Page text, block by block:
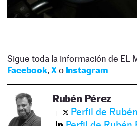
Sigue toda la información de EL
Facebook, Xo Instagram
Rubén Pérez
Perfil de